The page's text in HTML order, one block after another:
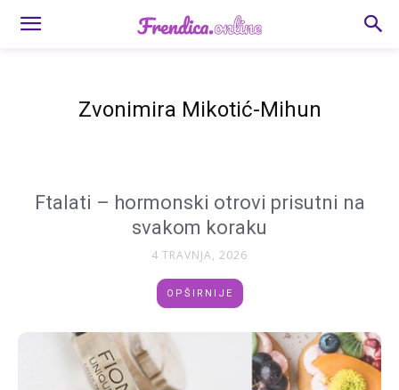
Zvonimira Mikotić-Mihun
Ftalati – hormonski otrovi prisutni na
svakom koraku
4 TRAVNJA, 2026
OPŠIRNIJE